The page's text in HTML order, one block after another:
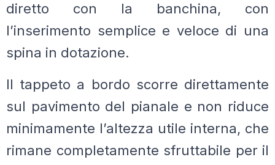
diretto con la banchina, con
l’inserimento semplice e veloce di una
spina in dotazione.
Il tappeto a bordo scorre direttamente
sul pavimento del pianale e non riduce
minimamente l’altezza utile interna, che
rimane completamente sfruttabile per il